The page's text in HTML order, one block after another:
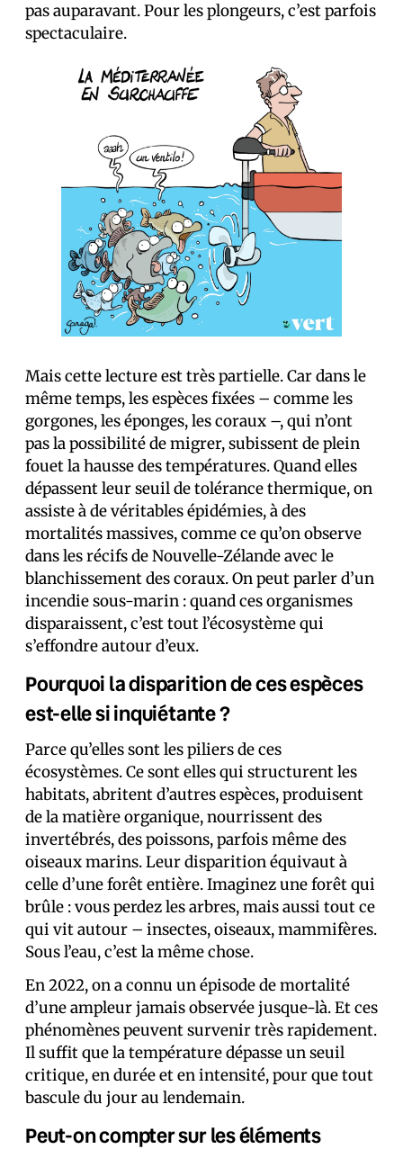
pas auparavant. Pour les plongeurs, c’est parfois
spectaculaire.
Mais cette lecture est très partielle. Car dans le
même temps, les espèces fixées – comme les
gorgones, les éponges, les coraux –, qui n’ont
pas la possibilité de migrer, subissent de plein
fouet la hausse des températures. Quand elles
dépassent leur seuil de tolérance thermique, on
assiste à de véritables épidémies, à des
mortalités massives, comme ce qu’on observe
dans les récifs de Nouvelle-Zélande avec le
blanchissement des coraux. On peut parler d’un
incendie sous-marin : quand ces organismes
disparaissent, c’est tout l’écosystème qui
s’effondre autour d’eux.
Pourquoi la disparition de ces espèces
est-elle si inquiétante ?
Parce qu’elles sont les piliers de ces
écosystèmes. Ce sont elles qui structurent les
habitats, abritent d’autres espèces, produisent
de la matière organique, nourrissent des
invertébrés, des poissons, parfois même des
oiseaux marins. Leur disparition équivaut à
celle d’une forêt entière. Imaginez une forêt qui
brûle : vous perdez les arbres, mais aussi tout ce
qui vit autour – insectes, oiseaux, mammifères.
Sous l’eau, c’est la même chose.
En 2022, on a connu un épisode de mortalité
d’une ampleur jamais observée jusque-là. Et ces
phénomènes peuvent survenir très rapidement.
Il suffit que la température dépasse un seuil
critique, en durée et en intensité, pour que tout
bascule du jour au lendemain.
Peut-on compter sur les éléments